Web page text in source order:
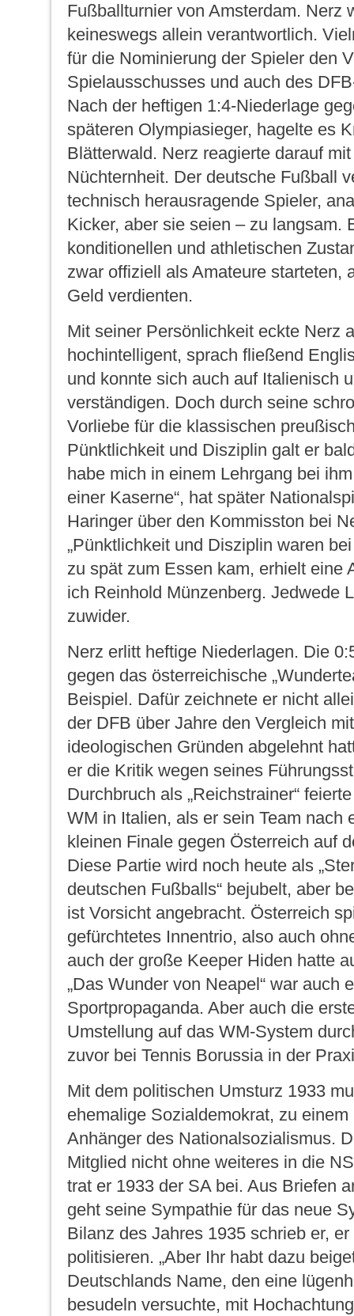
Fußballturnier von Amsterdam. Nerz
keineswegs allein verantwortlich.
für die Nominierung der Spieler den
Spielausschusses und auch des
Nach der heftigen 1:4-Niederlage
späteren Olympiasieger, hagelte es
Blätterwald. Nerz reagierte darauf
Nüchternheit. Der deutsche Fußball
technisch herausragende Spieler,
Kicker, aber sie seien – zu langsam.
konditionellen und athletischen
zwar offiziell als Amateure starteten,
Geld verdienten.
Mit seiner Persönlichkeit eckte Nerz
hochintelligent, sprach fließend
und konnte sich auch auf Italienisch
verständigen. Doch durch seine
Vorliebe für die klassischen
Pünktlichkeit und Disziplin galt er
habe mich in einem Lehrgang bei
einer Kaserne“, hat später
Haringer über den Kommisston bei
„Pünktlichkeit und Disziplin waren
zu spät zum Essen kam, erhielt eine
ich Reinhold Münzenberg. Jedwede
zuwider.
Nerz erlitt heftige Niederlagen. Die
gegen das österreichische
Beispiel. Dafür zeichnete er nicht
der DFB über Jahre den Vergleich
ideologischen Gründen abgelehnt
er die Kritik wegen seines
Durchbruch als „Reichstrainer“
WM in Italien, als er sein Team nach
kleinen Finale gegen Österreich auf
Diese Partie wird noch heute als
deutschen Fußballs“ bejubelt, aber
ist Vorsicht angebracht. Österreich
gefürchtetes Innentrio, also auch
auch der große Keeper Hiden hatte
„Das Wunder von Neapel“ war auch
Sportpropaganda. Aber auch die
Umstellung auf das WM-System
zuvor bei Tennis Borussia in der
Mit dem politischen Umsturz 1933
ehemalige Sozialdemokrat, zu einem
Anhänger des Nationalsozialismus.
Mitglied nicht ohne weiteres in die
trat er 1933 der SA bei. Aus Briefen
geht seine Sympathie für das neue
Bilanz des Jahres 1935 schrieb er,
politisieren. „Aber Ihr habt dazu
Deutschlands Name, den eine
besudeln versuchte, mit